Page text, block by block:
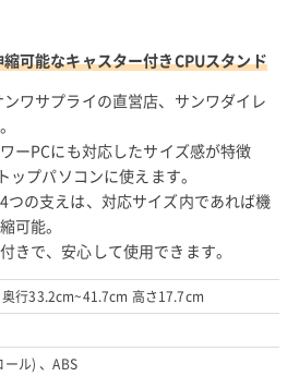
可能なキャスター付きCPUスタンド
ワサプライの直営店、サンワダイレ
ーPCにも対応したサイズ感が特徴
プパソコンに使えます。
つの支えは、対応サイズ内であれば機
可能。
きで、安心して使用できます。
行33.2cm~41.7cm 高さ17.7cm
ル) 、ABS